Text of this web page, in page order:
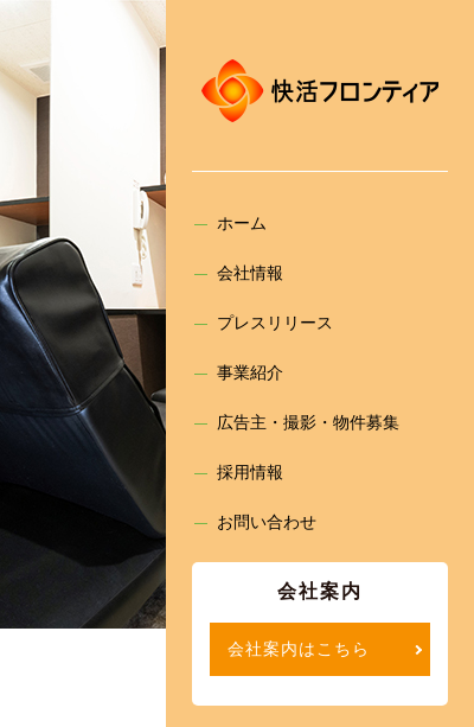
ホーム
会社情報
プレスリリース
事業紹介
広告主・撮影・物件募集
採用情報
お問い合わせ
会社案内
会社案内はこちら